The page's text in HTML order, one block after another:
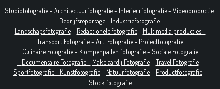
Studiofotografie- Architectuurfotografie- Interieurfotografie- Videoproductie
- Bedrijfsreportage- Industriefotografie-
Landschapsfotografie- Redactionele fotografie- Multimedia producties -
Transport Fotografie - Art Fotografie- Projectfotografie
Culinaire Fotografie- Klompenpaden fotografie- Sociale Fotografie
- Documentaire Fotografie- Makelaardij Fotografie- Travel Fotografie-
Sportfotografie - Kunstfotografie- Natuurfotografie- Productfotografie-
Stock fotografie